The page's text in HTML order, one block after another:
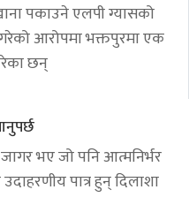
पकाउने एलपी ग्यासको
आरोपमा भक्तपुरमा एक
छन्
भए जो पनि आत्मनिर्भर
पात्र हुन् दिलाशा